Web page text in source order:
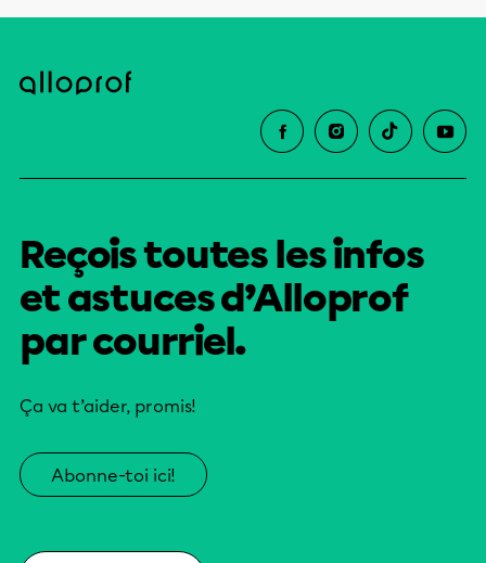
Reçois toutes les infos
et astuces d’Alloprof
par courriel.
Ça va t’aider, promis!
Abonne-toi ici!